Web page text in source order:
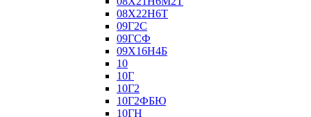
08Х22Н6Т
09Г2С
09ГСФ
09Х16Н4Б
10
10Г
10Г2
10Г2ФБЮ
10ГН